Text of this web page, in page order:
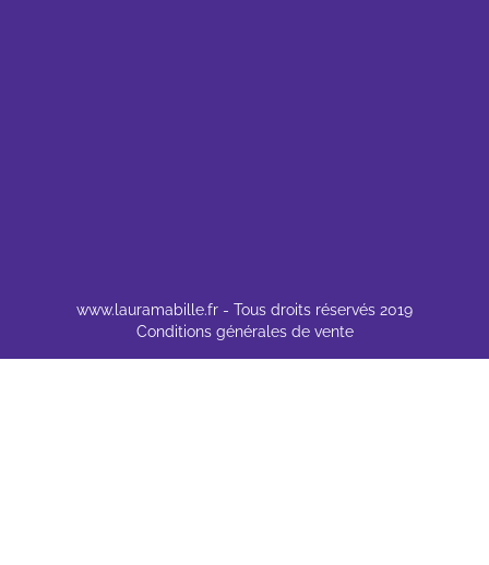
www.lauramabille.fr - Tous droits réservés 2019
Conditions générales de vente